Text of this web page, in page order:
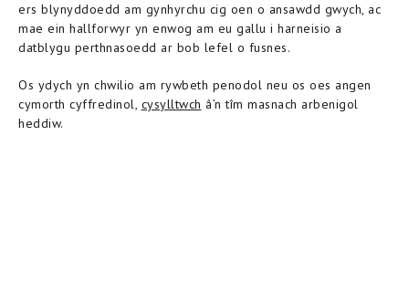
ers blynyddoedd am gynhyrchu cig oen o ansawdd gwych, ac
mae ein hallforwyr yn enwog am eu gallu i harneisio a
datblygu perthnasoedd ar bob lefel o fusnes.
Os ydych yn chwilio am rywbeth penodol neu os oes angen
cymorth cyffredinol, cysylltwch â’n tîm masnach arbenigol
heddiw.